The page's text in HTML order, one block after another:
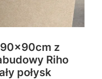
z
Riho
połysk